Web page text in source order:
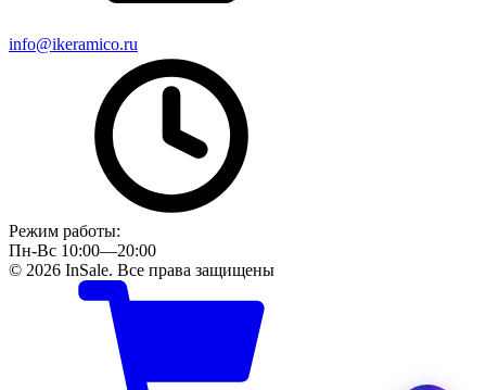
info@ikeramico.ru
Режим работы:
Пн-Вс 10:00—20:00
© 2026 InSale. Все права защищены